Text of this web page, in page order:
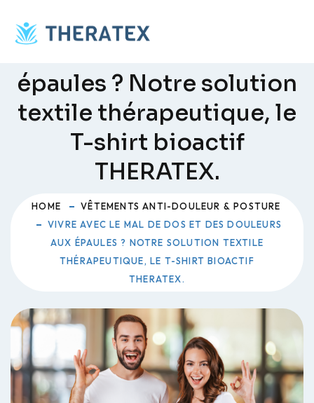
content
Vivre avec le mal de dos
épaules ? Notre solution
textile thérapeutique, le
T-shirt bioactif
THERATEX.
HOME
VÊTEMENTS ANTI-DOULEUR & POSTURE
VIVRE AVEC LE MAL DE DOS ET DES DOULEURS
AUX ÉPAULES ? NOTRE SOLUTION TEXTILE
THÉRAPEUTIQUE, LE T-SHIRT BIOACTIF
THERATEX.